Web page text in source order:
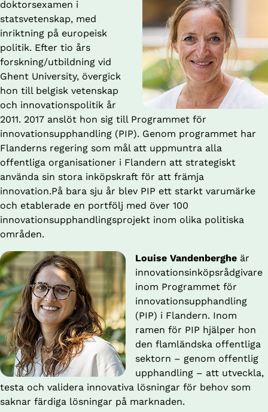
doktorsexamen i
statsvetenskap, med
inriktning på europeisk
politik. Efter tio års
forskning/utbildning vid
Ghent University, övergick
hon till belgisk vetenskap
och innovationspolitik år
2011. 2017 anslöt hon sig till Programmet för
innovationsupphandling (PIP). Genom programmet har
Flanderns regering som mål att uppmuntra alla
offentliga organisationer i Flandern att strategiskt
använda sin stora inköpskraft för att främja
innovation.På bara sju år blev PIP ett starkt varumärke
och etablerade en portfölj med över 100
innovationsupphandlingsprojekt inom olika politiska
områden.
Louise Vandenberghe är
innovationsinköpsrådgivare
inom Programmet för
innovationsupphandling
(PIP) i Flandern. Inom
ramen för PIP hjälper hon
den flamländska offentliga
sektorn – genom offentlig
upphandling – att utveckla,
testa och validera innovativa lösningar för behov som
saknar färdiga lösningar på marknaden.